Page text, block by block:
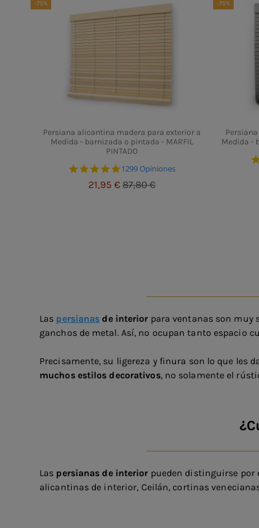
-75%
Persiana alicantina madera para exterior a
Medida - barnizada o pintada - MARFIL
PINTADO
4.8 star rating
1299 Opiniones
21,95 € 87,80 €
-75%
Medida -
Las persianas de interior para ventanas son muy
ganchos de metal. Así, no ocupan tanto espacio
Precisamente, su ligereza y finura son lo que les
muchos estilos decorativos, no solamente el
Las persianas de interior pueden distinguirse por
alicantinas de interior, Ceilán, cortinas